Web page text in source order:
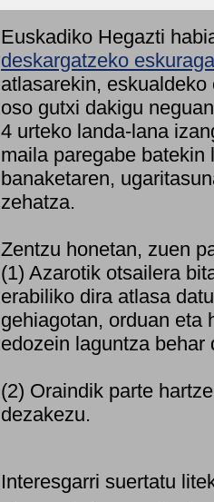
Euskadiko Hegazti
deskargatzeko
atlasarekin,
oso gutxi dakigu
4 urteko landa-lana
maila paregabe
banaketaren,
zehatza.
Zentzu honetan, zuen
(1) Azarotik otsailera
erabiliko dira atlasa
gehiagotan, orduan eta
edozein laguntza behar
(2) Oraindik parte
dezakezu.
Interesgarri suertatu